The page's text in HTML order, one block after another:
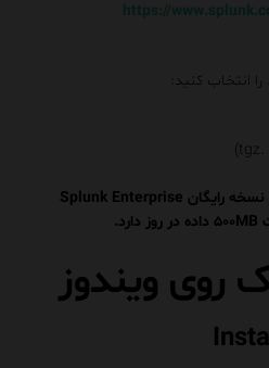
https://
انتخاب کنید:
پیشنهاد: برای تست می‌توانید از نسخه رایگان Splunk Enterprise
روی ویندوز